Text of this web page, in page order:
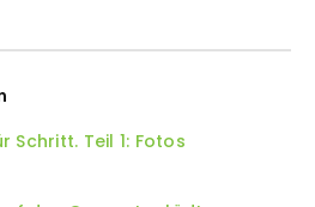
Schritt. Teil 1: Fotos